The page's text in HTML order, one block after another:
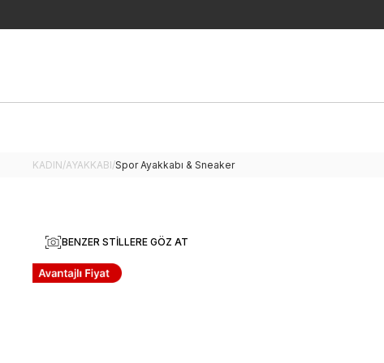
KADIN/AYAKKABI/Spor Ayakkabı & Sneaker
BENZER STILLERE GÖZ AT